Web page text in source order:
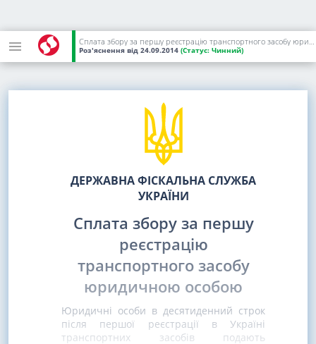
Сплата збору за першу реєстрацію транспортного засобу юридичною особою
Роз'яснення від 24.09.2014 (Статус: Чинний)
ДЕРЖАВНА ФІСКАЛЬНА СЛУЖБА
УКРАЇНИ
Сплата збору за першу
реєстрацію
транспортного засобу
юридичною особою
Юридичні особи в десятиденний строк
після першої реєстрації в Україні
транспортних засобів подають